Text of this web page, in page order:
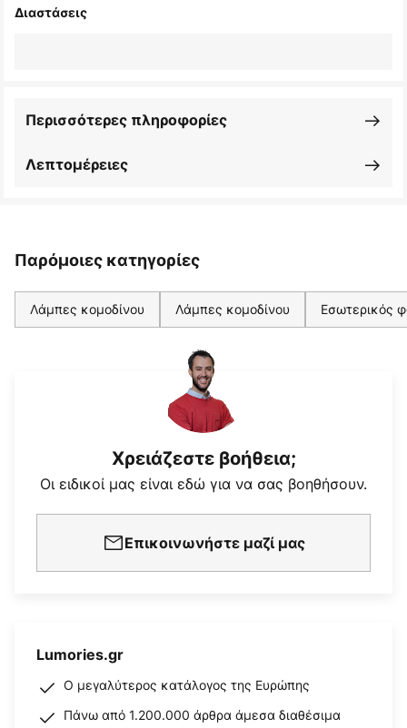
Διαστάσεις
Λεπτομέρειες
Περισσότερες πληροφορίες
Παρόμοιες κατηγορίες
Λάμπες κομοδίνου Λάμπες κομοδίνου Εσωτερικός
Χρειάζεστε βοήθεια;
Οι ειδικοί μας είναι εδώ για να σας βοηθήσουν.
Επικοινωνήστε μαζί μας
Lumories.gr
Ο μεγαλύτερος κατάλογος της Ευρώπης
Πάνω από 1.200.000 άρθρα άμεσα διαθέσιμα